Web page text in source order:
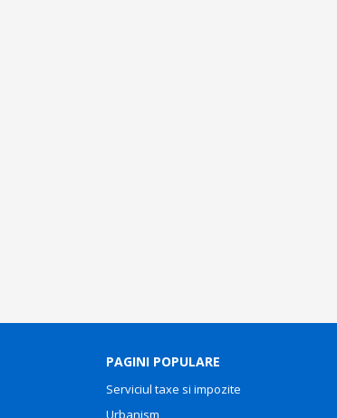
PAGINI POPULARE
Serviciul taxe si impozite
Urbanism